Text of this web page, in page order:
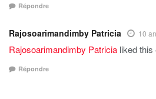
Répondre
Rajosoarimandimby Patricia 10
Rajosoarimandimby Patricia liked this
Répondre